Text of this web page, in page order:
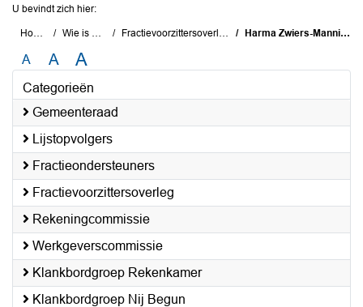
U bevindt zich hier:
Home Wie is wie Fractievoorzittersoverleg Harma Zwiers-Manning
A A A
Categorieën
Gemeenteraad
Lijstopvolgers
Fractieondersteuners
Fractievoorzittersoverleg
Rekeningcommissie
Werkgeverscommissie
Klankbordgroep Rekenkamer
Klankbordgroep Nij Begun